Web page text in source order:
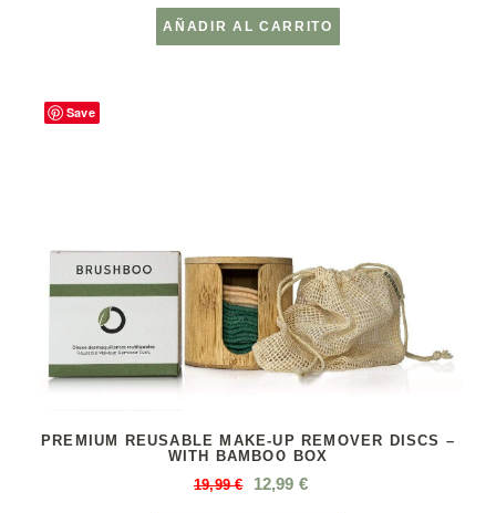
AÑADIR AL CARRITO
Save
PREMIUM REUSABLE MAKE-UP REMOVER DISCS –
WITH BAMBOO BOX
19,99€ 12,99 €